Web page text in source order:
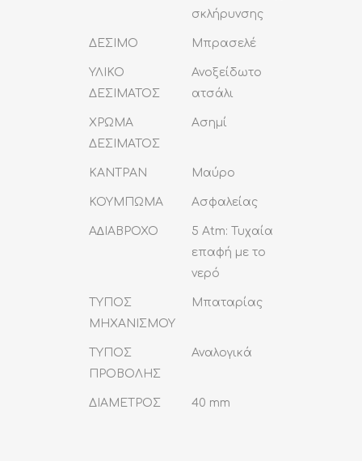
σκλήρυνσης
ΔΕΣΙΜΟ Μπρασελέ
ΥΛΙΚΟ
ΔΕΣΙΜΑΤΟΣ
Ανοξείδωτο
ατσάλι
ΧΡΩΜΑ
ΔΕΣΙΜΑΤΟΣ
Ασημί
ΚΑΝΤΡΑΝ Μαύρο
ΚΟΥΜΠΩΜΑ Ασφαλείας
Α∆ΙΑΒΡΟΧΟ
5 Atm: Τυχαία
επαφή με το
νερό
ΤΥΠΟΣ
ΜΗΧΑΝΙΣΜΟΥ
Μπαταρίας
ΤΥΠΟΣ
ΠΡΟΒΟΛΗΣ
Αναλογικά
ΔΙΑΜΕΤΡΟΣ 40 mm